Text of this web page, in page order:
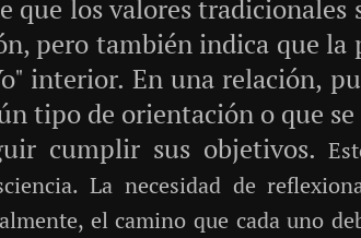
que los valores tradicionales
pero también indica que la
interior. En una relación,
tipo de orientación o que
cumplir sus objetivos.
La necesidad de
el camino que cada uno